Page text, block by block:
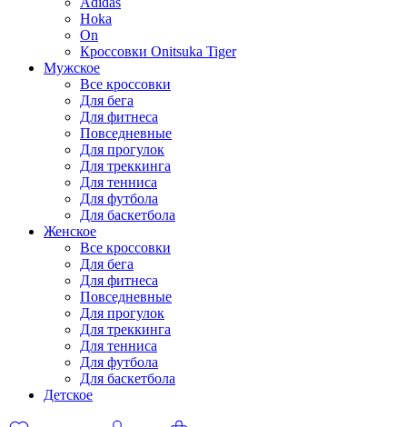
Hoka
On
Кроссовки Onitsuka Tiger
Мужское
Все кроссовки
Для бега
Для фитнеса
Повседневные
Для прогулок
Для треккинга
Для тенниса
Для футбола
Для баскетбола
Женское
Все кроссовки
Для бега
Для фитнеса
Повседневные
Для прогулок
Для треккинга
Для тенниса
Для футбола
Для баскетбола
Детское